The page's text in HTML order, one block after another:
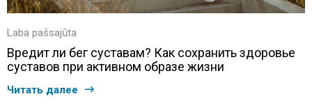
Laba pašsajūta
Вредит ли бег суставам? Как сохранить здоровье
суставов при активном образе жизни
Читать далее